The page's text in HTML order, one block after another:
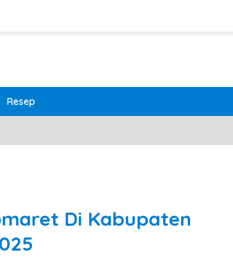
Resep
Di Kabupaten